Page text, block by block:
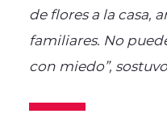
de flores a la casa,
familiares. No
con miedo”,